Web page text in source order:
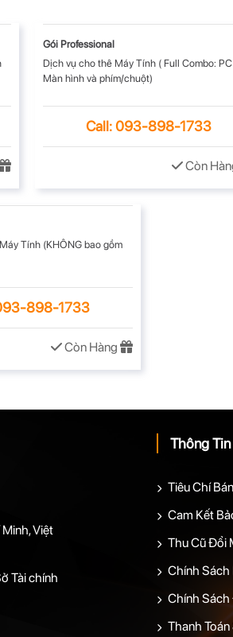
Gói Professional
Dịch vụ cho thê Máy Tính ( Full Combo:
Màn hình và phím/chuột)
Call: 093-898-1733
Còn
Tính (KHÔNG bao gồm
898-1733
Còn Hàng
Việt
Tài chính
Thông
Tiêu Chí
Cam Kết
Thu Cũ Đổi
Chính Sách
Chính Sách
Thanh